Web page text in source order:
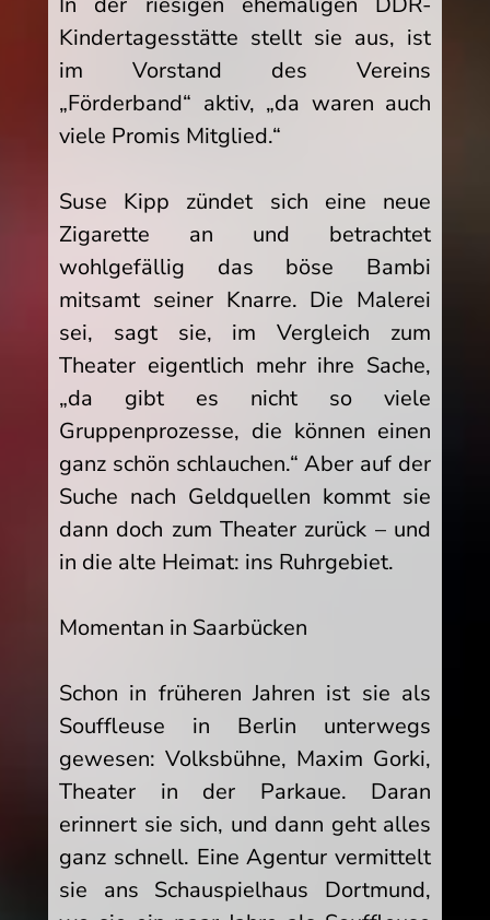
Kindertagesstätte stellt sie aus, ist
im Vorstand des Vereins
„Förderband“ aktiv, „da waren auch
viele Promis Mitglied.“
Suse Kipp zündet sich eine neue
Zigarette an und betrachtet
wohlgefällig das böse Bambi
mitsamt seiner Knarre. Die Malerei
sei, sagt sie, im Vergleich zum
Theater eigentlich mehr ihre Sache,
„da gibt es nicht so viele
Gruppenprozesse, die können einen
ganz schön schlauchen.“ Aber auf der
Suche nach Geldquellen kommt sie
dann doch zum Theater zurück – und
in die alte Heimat: ins Ruhrgebiet.
Momentan in Saarbücken
Schon in früheren Jahren ist sie als
Souffleuse in Berlin unterwegs
gewesen: Volksbühne, Maxim Gorki,
Theater in der Parkaue. Daran
erinnert sie sich, und dann geht alles
ganz schnell. Eine Agentur vermittelt
sie ans Schauspielhaus Dortmund,